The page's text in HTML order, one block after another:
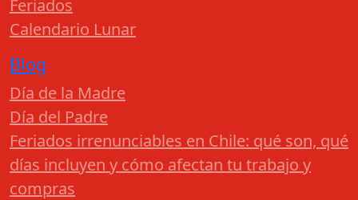
Feriados
Calendario Lunar
Blog
Día de la Madre
Día del Padre
Feriados irrenunciables en Chile: qué son, qué
días incluyen y cómo afectan tu trabajo y
compras